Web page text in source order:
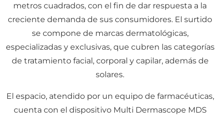
metros cuadrados, con el fin de dar respuesta a la
creciente demanda de sus consumidores. El surtido
se compone de marcas dermatológicas,
especializadas y exclusivas, que cubren las categorías
de tratamiento facial, corporal y capilar, además de
solares.
El espacio, atendido por un equipo de farmacéuticas,
cuenta con el dispositivo Multi Dermascope MDS